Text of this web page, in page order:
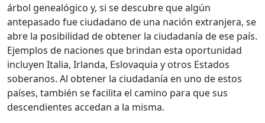
árbol genealógico y, si se descubre que algún
antepasado fue ciudadano de una nación extranjera, se
abre la posibilidad de obtener la ciudadanía de ese país.
Ejemplos de naciones que brindan esta oportunidad
incluyen Italia, Irlanda, Eslovaquia y otros Estados
soberanos. Al obtener la ciudadanía en uno de estos
países, también se facilita el camino para que sus
descendientes accedan a la misma.